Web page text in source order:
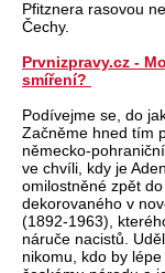
Pfitznera rasovou
Čechy.
Prvnizpravy.cz -
smíření?
Podívejme se, do
Začněme hned tím
německo-
ve chvíli, kdy je
omilostněné zpět
dekorovaného v
(1892-1963),
náruče nacistů.
nikomu, kdo by